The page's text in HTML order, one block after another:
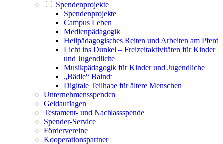
Spendenprojekte
Spendenprojekte
Campus Leben
Medienpädagogik
Heilpädagogisches Reiten und Arbeiten am Pferd
Licht ins Dunkel – Freizeitaktivitäten für Kinder
und Jugendliche
Musikpädagogik für Kinder und Jugendliche
„Bädle“ Baindt
Digitale Teilhabe für ältere Menschen
Unternehmensspenden
Geldauflagen
Testament- und Nachlassspende
Spender-Service
Fördervereine
Kooperationspartner